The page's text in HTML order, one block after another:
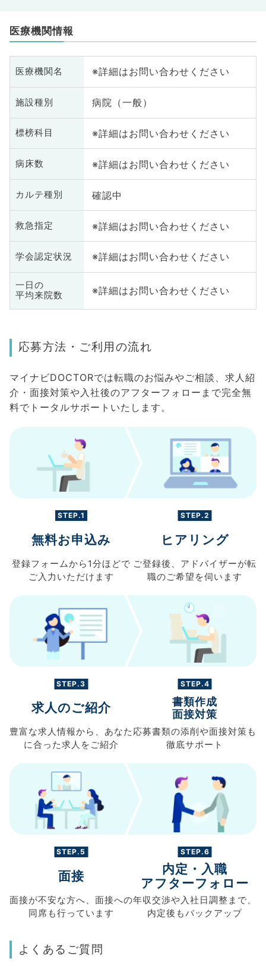
医療機関情報
医療機関名 ※詳細はお問い合わせください
施設種別 病院（一般）
標榜科目 ※詳細はお問い合わせください
病床数 ※詳細はお問い合わせください
カルテ種別 確認中
救急指定 ※詳細はお問い合わせください
学会認定状況 ※詳細はお問い合わせください
一日の
平均来院数
※詳細はお問い合わせください
応募方法・ご利用の流れ
マイナビDOCTORでは転職のお悩みやご相談、求人紹
介・面接対策や入社後のアフターフォローまで完全無
料でトータルサポートいたします。
STEP.1
無料お申込み
登録フォームから 1分ほどで
ご入力 いただけます
STEP.2
ヒアリング
ご登録後、 アドバイザーが転
職のご希望を伺います
STEP.3
求人のご紹介
豊富な求人情報から、 あなた
に合った求人を ご紹介
STEP.4
書類作成
面接対策
応募書類の添削や面接対策も
徹底サポート
STEP.5
面接
面接が不安な方へ、 面接への
同席も行っています
STEP.6
内定・入職
アフターフォロー
年収交渉や入社日調整まで、
内定後もバックアップ
よくあるご質問